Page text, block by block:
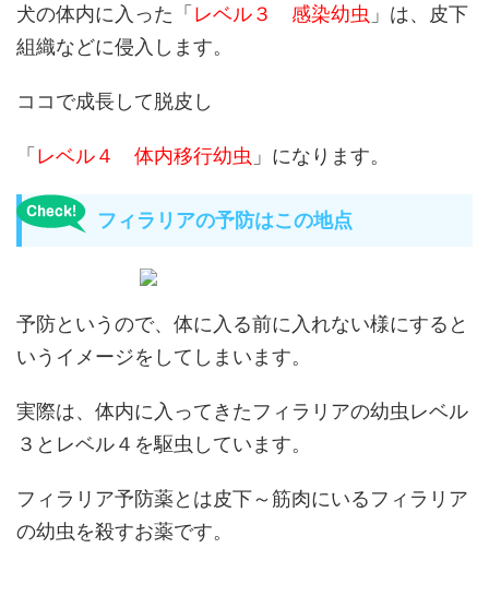
犬の体内に入った「レベル３ 感染幼虫 」は、皮下
組織などに侵入します。
ココで成長して脱皮し
「レベル４ 体内移行幼虫 」になります。
フィラリアの予防はこの地点
予防というので、体に入る前に入れない様にすると
いうイメージをしてしまいます。
実際は、体内に入ってきたフィラリアの幼虫レベル
３とレベル４ を駆虫しています。
フィラリア予防薬とは皮下～筋肉にいるフィラリア
の幼虫を殺すお薬です。